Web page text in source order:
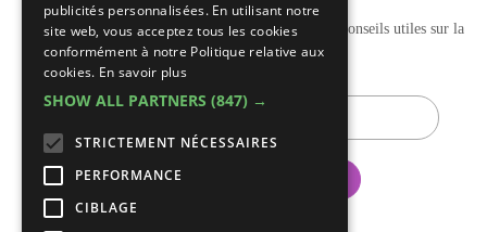
Recevez nos mises à jour hebdomadaires pleines de conseils utiles sur la
construction et la rénovation.
E-
publicités personnalisées. En utilisant notre
site web, vous acceptez tous les cookies
conformément à notre Politique relative aux
cookies. En savoir plus
SHOW ALL PARTNERS (847) →
STRICTEMENT NÉCESSAIRES
PERFORMANCE
CIBLAGE